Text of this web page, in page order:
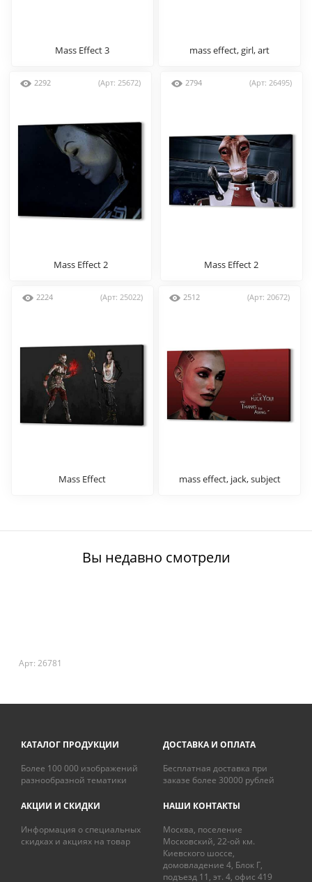
Mass Effect 3 mass effect, girl, art
2292 (Арт: 25672)
Mass Effect 2
2794 (Арт: 26495)
Mass Effect 2
2224 (Арт: 25022)
Mass Effect
2512 (Арт: 20672)
mass effect, jack, subject
Вы недавно смотрели
Арт: 26781
КАТАЛОГ ПРОДУКЦИИ
Более 100 000 изображений
разнообразной тематики
ДОСТАВКА И ОПЛАТА
Бесплатная доставка при
заказе более 30000 рублей
АКЦИИ И СКИДКИ
Информация о специальных
скидках и акциях на товар
НАШИ КОНТАКТЫ
Москва, поселение
Московский, 22-ой км.
Киевского шоссе,
домовладение 4, Блок Г,
подъезд 11, эт. 4, офис 419